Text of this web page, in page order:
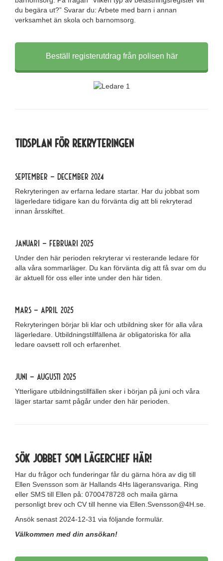
du begära ut?” Svarar du: Arbete med barn i annan
verksamhet än skola och barnomsorg.
Beställ registerutdrag från polisen här
Tidsplan för rekryteringen
September – december 2024
Rekryteringen av erfarna ledare startar. Har du jobbat som
lägerledare tidigare kan du förvänta dig att bli rekryterad
innan årsskiftet.
Januari – februari 2025
Under den här perioden rekryterar vi resterande ledare för
alla våra sommarläger. Du kan förvänta dig att få svar om du
är aktuell för oss eller inte under den här tiden.
Mars – april 2025
Rekryteringen börjar bli klar och utbildning sker för alla våra
lägerledare. Utbildningstillfällena är obligatoriska för alla
ledare oavsett roll och erfarenhet.
juni – augusti 2025
Ytterligare utbildningstillfällen sker i början på juni och våra
läger startar samt pågår under den här perioden.
Sök jobbet som lägerchef här!
Har du frågor och funderingar får du gärna höra av dig till
Ellen Svensson som är Hallands 4Hs lägeransvariga. Ring
eller SMS till Ellen på: 0700478728 och maila gärna
personligt brev och CV till henne via Ellen.Svensson@4H.se.
Ansök senast 2024-12-31 via följande formulär.
Välkommen med din ansökan!